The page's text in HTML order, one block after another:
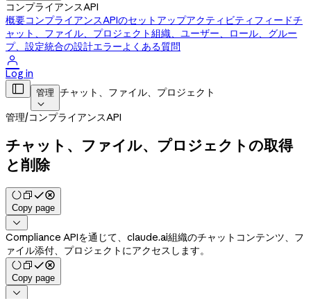
コンプライアンスAPI
概要コンプライアンスAPIのセットアップアクティビティフィードチ
ャット、ファイル、プロジェクト組織、ユーザー、ロール、グルー
プ、設定統合の設計エラーよくある質問

Log in
 管理

チャット、ファイル、プロジェクト
管理/コンプライアンスAPI
チャット、ファイル、プロジェクトの取得
と削除
Copy page

Compliance APIを通じて、claude.ai組織のチャットコンテンツ、フ
ァイル添付、プロジェクトにアクセスします。
Copy page
